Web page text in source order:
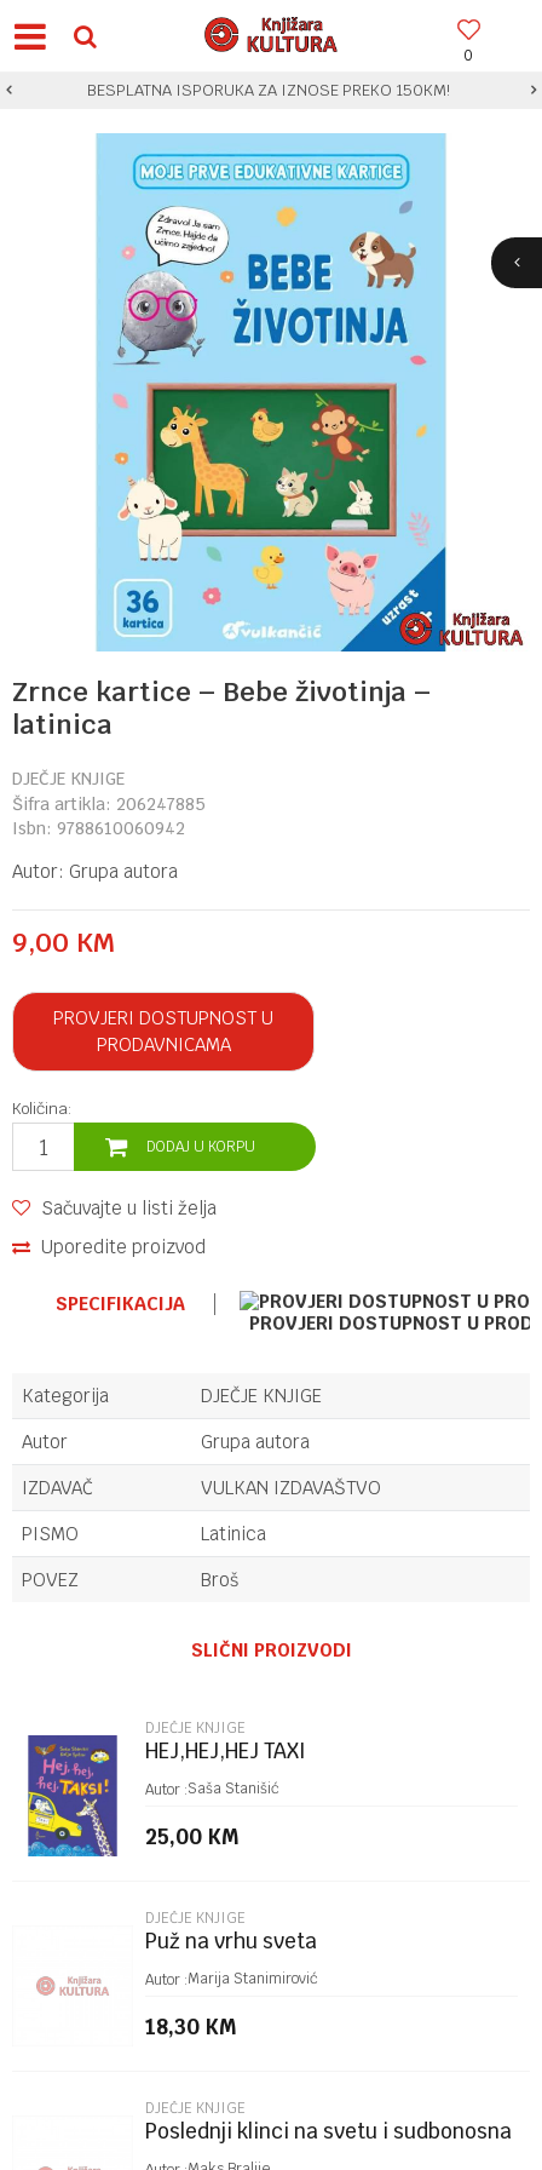
0
BESPLATNA ISPORUKA ZA IZNOSE PREKO 150KM!
Zrnce kartice – Bebe životinja –
latinica
DJEČJE KNJIGE
Šifra artikla: 206247885
Isbn: 9788610060942
Autor: Grupa autora
9,00 KM
PROVJERI DOSTUPNOST U
PRODAVNICAMA
Količina:
DODAJ U KORPU
Sačuvajte u listi želja
Uporedite proizvod
SPECIFIKACIJA
PROVJERI DOSTUPNOST U
Kategorija
DJEČJE KNJIGE
Autor
Grupa autora
IZDAVAČ
VULKAN IZDAVAŠTVO
PISMO
Latinica
POVEZ
Broš
Poruka
POŠALJI
SLIČNI PROIZVODI
DJEČJE KNJIGE
HEJ,HEJ,HEJ TAXI
Autor :Saša Stanišić
25,00 KM
DJEČJE KNJIGE
Puž na vrhu sveta
Autor :Marija Stanimirović
18,30 KM
DJEČJE KNJIGE
Poslednji klinci na svetu i sudbonosna